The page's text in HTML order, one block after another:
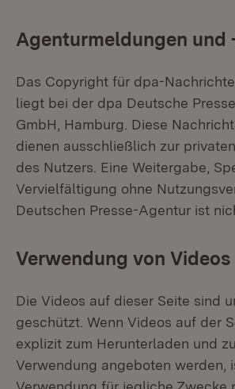
Agenturmeldungen und
Das Copyright für dpa-
liegt bei der dpa Deutsche
GmbH, Hamburg. Diese
dienen ausschließlich zur
des Nutzers. Eine Weitergabe,
Vervielfältigung ohne
Deutschen Presse-Agentur ist
Verwendung von Videos
Die Videos auf dieser Seite sind
geschützt. Wenn Videos auf der
explizit zum Herunterladen und
Verwendung angeboten werden,